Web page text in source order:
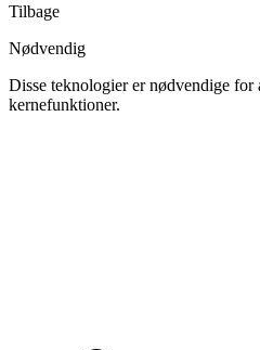
Tilbage
Nødvendig
Disse teknologier er nødvendige for
kernefunktioner.